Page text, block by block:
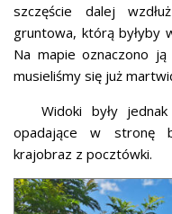
szczęście dalej
gruntowa, którą byłyby
Na mapie oznaczono
musieliśmy się już
Widoki były jednak
opadające w stronę
krajobraz z pocztówki.